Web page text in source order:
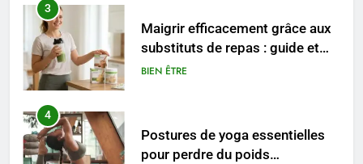
3
Maigrir efficacement grâce aux
substituts de repas : guide et
conseils pratiques
BIEN ÊTRE
4
Postures de yoga essentielles
pour perdre du poids